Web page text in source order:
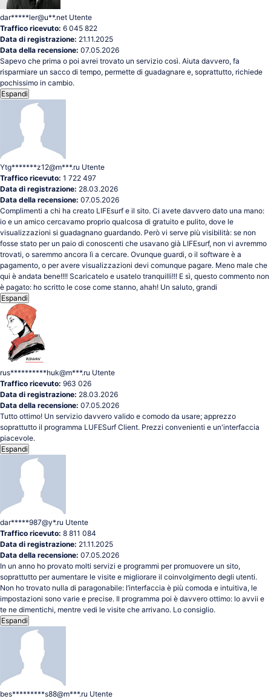
dar*****ler@u**.net Utente
Traffico ricevuto: 6 045 822
Data di registrazione: 21.11.2025
Data della recensione: 07.05.2026
Sapevo che prima o poi avrei trovato un servizio così. Aiuta davvero, fa
risparmiare un sacco di tempo, permette di guadagnare e, soprattutto, richiede
pochissimo in cambio.
Espandi
Ytg*******z12@m***.ru Utente
Traffico ricevuto: 1 722 497
Data di registrazione: 28.03.2026
Data della recensione: 07.05.2026
Complimenti a chi ha creato LIFEsurf e il sito. Ci avete davvero dato una mano:
io e un amico cercavamo proprio qualcosa di gratuito e pulito, dove le
visualizzazioni si guadagnano guardando. Però vi serve più visibilità: se non
fosse stato per un paio di conoscenti che usavano già LIFEsurf, non vi avremmo
trovati, o saremmo ancora lì a cercare. Ovunque guardi, o il software è a
pagamento, o per avere visualizzazioni devi comunque pagare. Meno male che
qui è andata bene!!!! Scaricatelo e usatelo tranquilli!!! E sì, questo commento non
è pagato: ho scritto le cose come stanno, ahah! Un saluto, grandi
Espandi
rus**********huk@m***.ru Utente
Traffico ricevuto: 963 026
Data di registrazione: 28.03.2026
Data della recensione: 07.05.2026
Tutto ottimo! Un servizio davvero valido e comodo da usare; apprezzo
soprattutto il programma LUFESurf Client. Prezzi convenienti e un'interfaccia
piacevole.
Espandi
dar*****987@y*.ru Utente
Traffico ricevuto: 8 811 084
Data di registrazione: 21.11.2025
Data della recensione: 07.05.2026
In un anno ho provato molti servizi e programmi per promuovere un sito,
soprattutto per aumentare le visite e migliorare il coinvolgimento degli utenti.
Non ho trovato nulla di paragonabile: l’interfaccia è più comoda e intuitiva, le
impostazioni sono varie e precise. Il programma poi è davvero ottimo: lo avvii e
te ne dimentichi, mentre vedi le visite che arrivano. Lo consiglio.
Espandi
bes*********s88@m***.ru Utente